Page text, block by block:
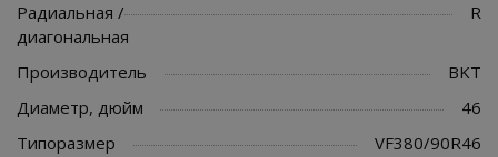
Радиальная /
диагональная
R
Производитель
BKT
Диаметр, дюйм
46
Типоразмер
VF380/90R46